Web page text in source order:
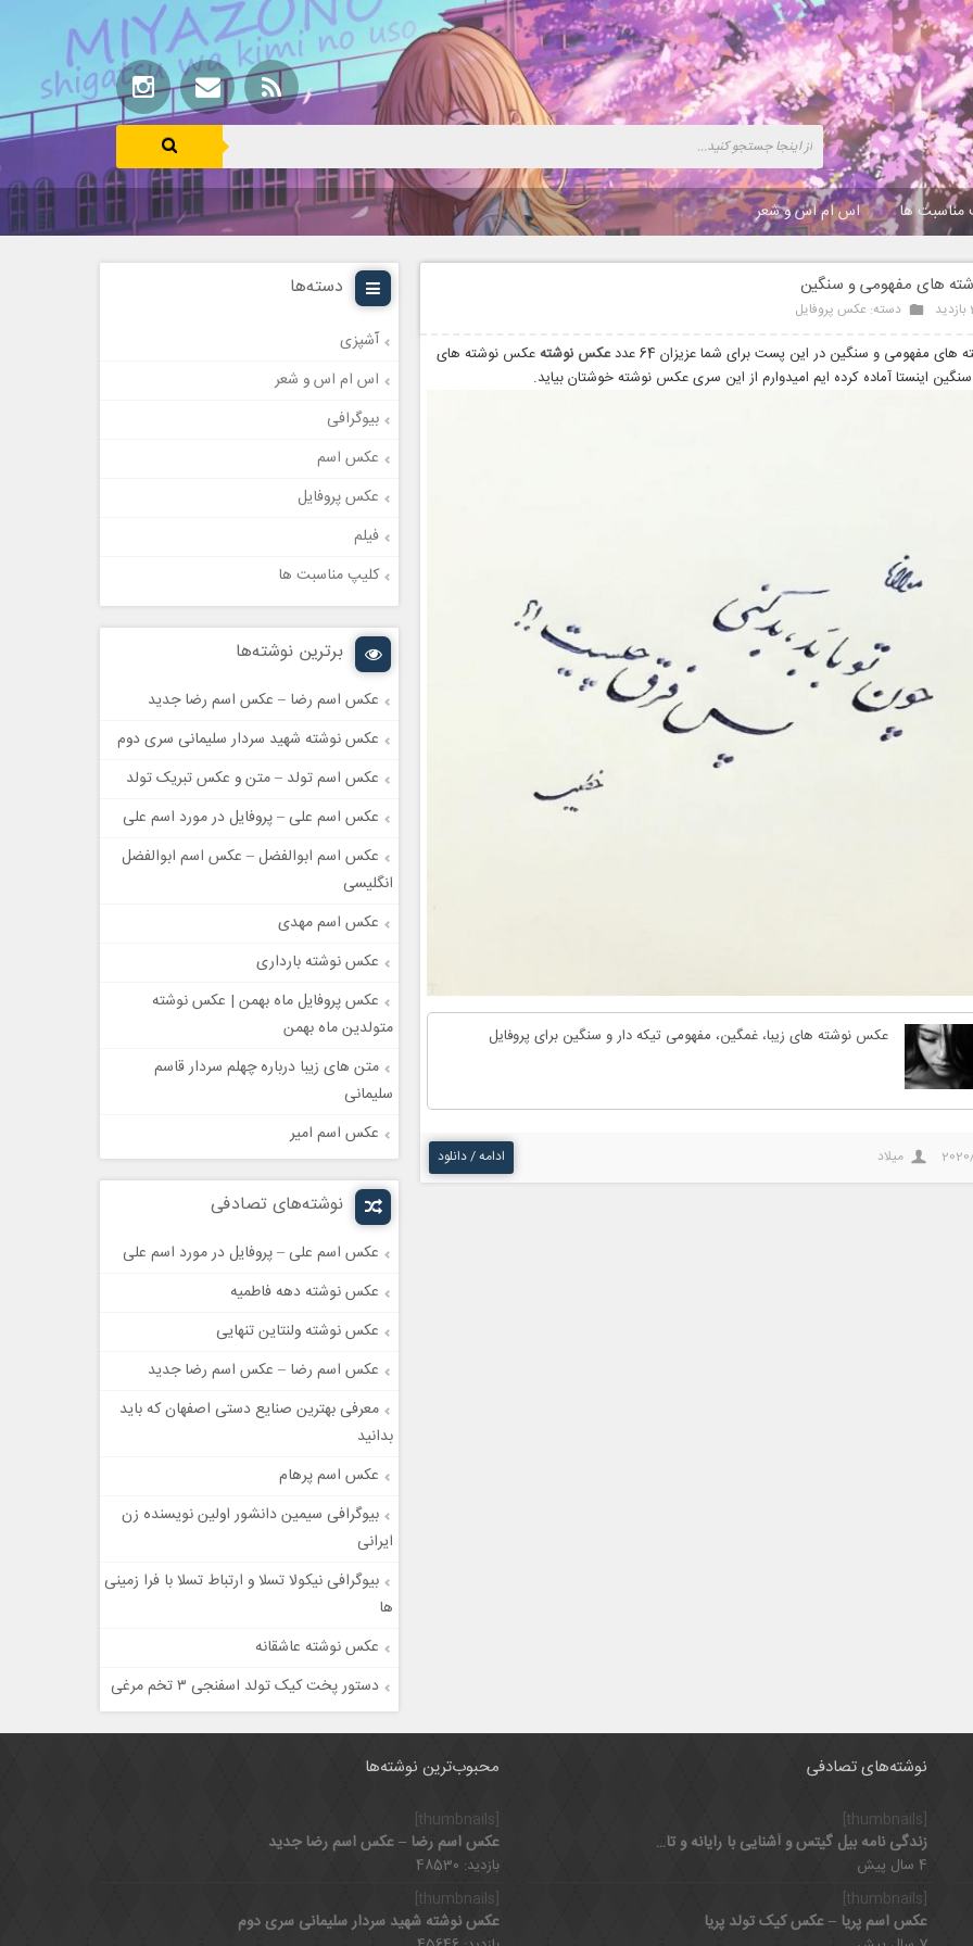
مناسبت ها اس ام اس و شعر
های مفهومی و سنگین
دسته: عکس پروفایل
مفهومی و سنگین در این پست برای شما عزیزان 64 عدد عکس نوشته عکس نوشته های
اینستا آماده کرده ایم امیدوارم از این سری عکس نوشته خوشتان بیاید.
عکس نوشته های زیبا، غمگین، مفهومی تیکه دار و سنگین برای پروفایل
میلاد ادامه / دانلود
دسته‌ها
آشپزی
اس ام اس و شعر
بیوگرافی
عکس اسم
عکس پروفایل
فیلم
کلیپ مناسبت ها
برترین نوشته‌ها
عکس اسم رضا – عکس اسم رضا جدید
عکس نوشته شهید سردار سلیمانی سری دوم
عکس اسم تولد – متن و عکس تبریک تولد
عکس اسم علی – پروفایل در مورد اسم علی
عکس اسم ابوالفضل – عکس اسم ابوالفضل
انگلیسی
عکس اسم مهدی
عکس نوشته بارداری
عکس پروفایل ماه بهمن | عکس نوشته
متولدین ماه بهمن
متن های زیبا درباره چهلم سردار قاسم
سلیمانی
عکس اسم امیر
نوشته‌های تصادفی
عکس اسم علی – پروفایل در مورد اسم علی
عکس نوشته دهه فاطمیه
عکس نوشته ولنتاین تنهایی
عکس اسم رضا – عکس اسم رضا جدید
معرفی بهترین صنایع دستی اصفهان که باید
بدانید
عکس اسم پرهام
بیوگرافی سیمین دانشور اولین نویسنده زن
ایرانی
بیوگرافی نیکولا تسلا و ارتباط تسلا با فرا زمینی
ها
عکس نوشته عاشقانه
دستور پخت کیک تولد اسفنجی ۳ تخم مرغی
نوشته‌های تصادفی
[thumbnails]
زندگی نامه بیل گیتس و آشنایی با رایانه و تاثیر رفاقت با پل آلن
4 سال پیش
[thumbnails]
عکس اسم پریا – عکس کیک تولد پریا
محبوب‌ترین نوشته‌ها
[thumbnails]
عکس اسم رضا – عکس اسم رضا جدید
بازدید: 48530
[thumbnails]
عکس نوشته شهید سردار سلیمانی سری دوم